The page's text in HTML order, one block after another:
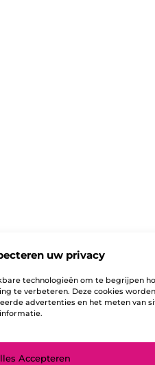
uw privacy
technologieën om te begrijpen
te verbeteren. Deze cookies
advertenties en het meten van
Accepteren